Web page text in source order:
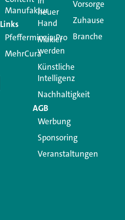
Schreiben
Ihre E-Mail-Adresse wird
Kommentar
Manufaktur
Links
Pfefferminzia.Pro
MehrCura
neuer
Hand
Makler
werden
Künstliche
Intelligenz
Nachhaltigkeit
AGB
Werbung
Sponsoring
Veranstaltungen
Vorsorge
Zuhause
Branche